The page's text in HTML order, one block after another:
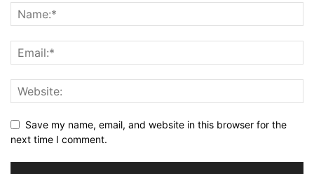
Save my name, email, and website in this browser for the
next time I comment.